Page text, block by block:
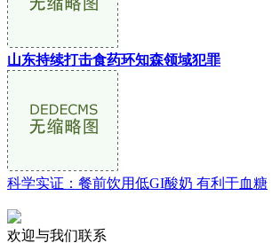
山东持续打击食药环知森领域犯罪
科学实证：餐前饮用低GI酸奶 有利于血糖
欢迎与我们联系